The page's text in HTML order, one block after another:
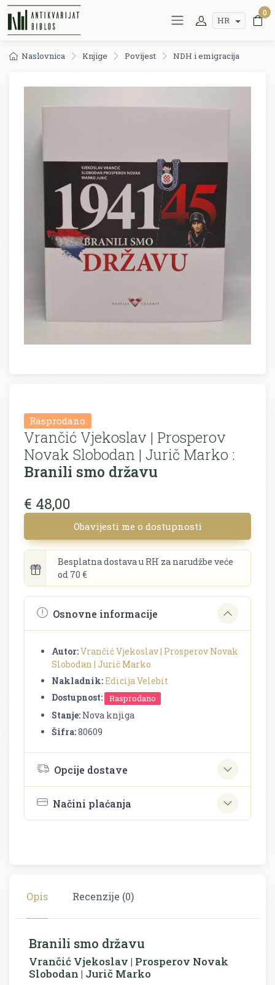
HR
0
Naslovnica Knjige Povijest NDH i emigracija
Rasprodano
Vrančić Vjekoslav | Prosperov
Novak Slobodan | Jurič Marko :
Branili smo državu
€ 48,00
Obavijesti me o dostupnosti
Besplatna dostava u RH za narudžbe veće
od 70 €
Osnovne informacije
Autor:Vrančić Vjekoslav | Prosperov Novak
Slobodan | Jurič Marko
Nakladnik:Edicija Velebit
Dostupnost:
Rasprodano
Stanje: Nova knjiga
Šifra:80609
Opcije dostave
Načini plaćanja
Opis Recenzije (0)
Branili smo državu
Vrančić Vjekoslav | Prosperov Novak
Slobodan | Jurič Marko